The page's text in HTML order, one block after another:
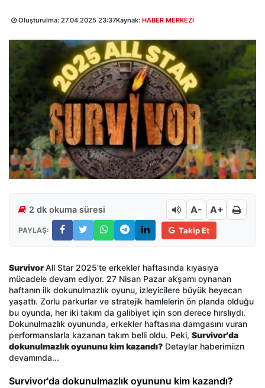
Oluşturulma: 27.04.2025 23:37Kaynak: HABER MERKEZİ
2 dk okuma süresi A- A+
PAYLAŞ: Takip Et
SurvivorAll Star 2025'te erkekler haftasında kıyasıya
mücadele devam ediyor. 27 Nisan Pazar akşamı oynanan
haftanın ilk dokunulmazlık oyunu, izleyicilere büyük heyecan
yaşattı. Zorlu parkurlar ve stratejik hamlelerin ön planda olduğu
bu oyunda, her iki takım da galibiyet için son derece hırslıydı.
Dokunulmazlık oyununda, erkekler haftasına damgasını vuran
performanslarla kazanan takım belli oldu. Peki, Survivor'da
dokunulmazlık oyununu kim kazandı? Detaylar haberimiizn
devamında...
Survivor'da dokunulmazlık oyununu kim kazandı?